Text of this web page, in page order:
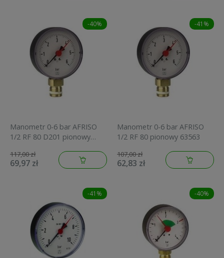
-40%
Manometr 0-6 bar AFRISO
1/2 RF 80 D201 pionowy
117,00 zł
69,97 zł
-41%
Manometr 0-6 bar AFRISO
1/2 RF 80 pionowy 63563
107,00 zł
62,83 zł
-41% -40%